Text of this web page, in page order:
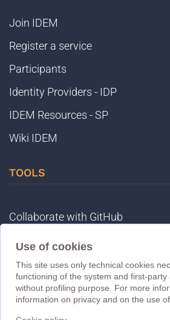
Use of cookies
This site uses only technical cookies
functioning of the system and first-party
without profiling purpose. For more
information on privacy and on the use
Join IDEM
Register a service
Participants
Identity Providers - IDP
IDEM Resources - SP
Wiki IDEM
TOOLS
Collaborate with GitHub
Registry
IDEM Tools
MET